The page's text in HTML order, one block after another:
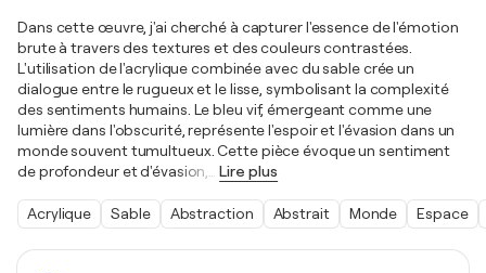
Dans cette œuvre, j'ai cherché à capturer l'essence de l'émotion
brute à travers des textures et des couleurs contrastées.
L'utilisation de l'acrylique combinée avec du sable crée un
dialogue entre le rugueux et le lisse, symbolisant la complexité
des sentiments humains. Le bleu vif, émergeant comme une
lumière dans l'obscurité, représente l'espoir et l'évasion dans un
monde souvent tumultueux. Cette pièce évoque un sentiment
de profondeur et d'évasion,
Lire plus
Acrylique Sable Abstraction Abstrait Monde Espace